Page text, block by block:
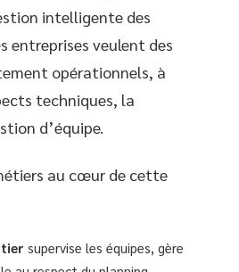
intelligente des
entreprises veulent des
opérationnels, à
techniques, la
d’équipe.
au cœur de cette
supervise les équipes, gère